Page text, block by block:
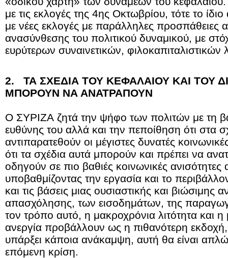
με τις εκλογές της 4ης Οκτωβρίου, τότε το
με νέες εκλογές με παράλληλες προσπάθειες
ανασύνθεσης του πολιτικού δυναμικού, με
ευρύτερων συναινετικών, φιλοκαπιταλιστικών
2. ΤΑ ΣΧΕΔΙΑ ΤΟΥ ΚΕΦΑΛΑΙΟΥ ΚΑΙ ΤΟΥ
ΜΠΟΡΟΥΝ ΝΑ ΑΝΑΤΡΑΠΟΥΝ
Ο ΣΥΡΙΖΑ ζητά την ψήφο των πολιτών με τη
ευθύνης του αλλά και την πεποίθηση ότι στα
αντιπαρατεθούν οι μέγιστες δυνατές
ότι τα σχέδια αυτά μπορούν και πρέπει να
οδηγούν σε πιο βαθιές κοινωνικές ανισότητες
υποβαθμίζοντας την εργασία και το
και τις βάσεις μιας ουσιαστικής και βιώσιμης
απασχόλησης, των εισοδημάτων, της
τον τρόπο αυτό, η μακροχρόνια λιτότητα και
ανεργία προβάλλουν ως η πιθανότερη
υπάρξει κάποια ανάκαμψη, αυτή θα είναι
επόμενη κρίση.